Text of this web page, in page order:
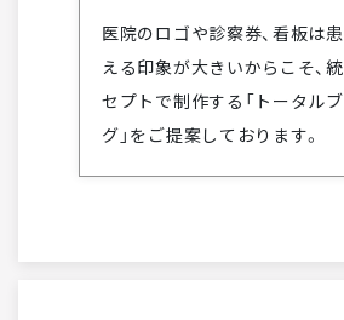
医院のロゴや診察券、看板は
える印象が大きいからこそ、
セプトで制作する「トータル
グ」をご提案しております。